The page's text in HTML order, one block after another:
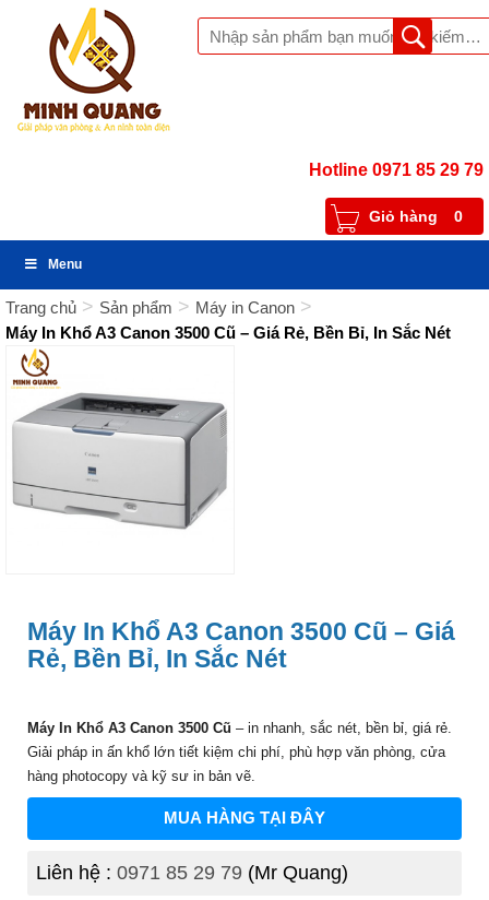
Hotline 0971 85 29 79
Giỏ hàng 0
Menu
Trang chủ > Sản phẩm > Máy in Canon >
Máy In Khổ A3 Canon 3500 Cũ – Giá Rẻ, Bền Bỉ, In Sắc Nét
Máy In Khổ A3 Canon 3500 Cũ – Giá
Rẻ, Bền Bỉ, In Sắc Nét
Máy In Khổ A3 Canon 3500 Cũ – in nhanh, sắc nét, bền bỉ, giá rẻ.
Giải pháp in ấn khổ lớn tiết kiệm chi phí, phù hợp văn phòng, cửa
hàng photocopy và kỹ sư in bản vẽ.
MUA HÀNG TẠI ĐÂY
Liên hệ : 0971 85 29 79 (Mr Quang)